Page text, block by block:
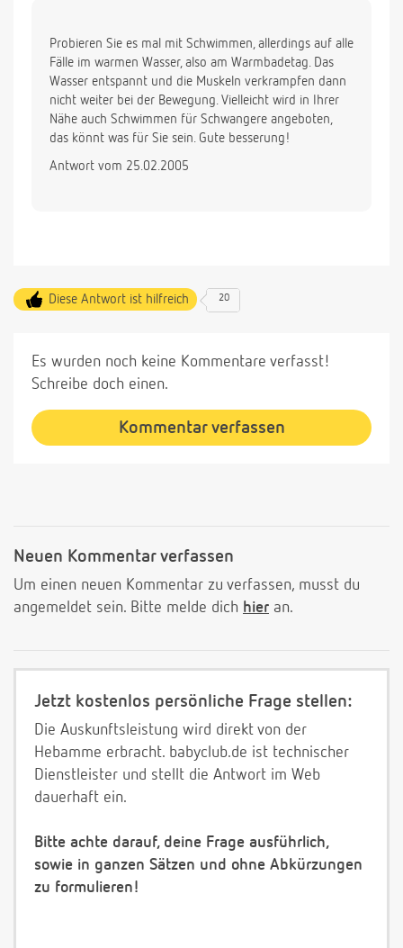
Probieren Sie es mal mit Schwimmen, allerdings auf alle
Fälle im warmen Wasser, also am Warmbadetag. Das
Wasser entspannt und die Muskeln verkrampfen dann
nicht weiter bei der Bewegung. Vielleicht wird in Ihrer
Nähe auch Schwimmen für Schwangere angeboten,
das könnt was für Sie sein. Gute besserung!
Antwort vom 25.02.2005
Diese Antwort ist hilfreich 20
Es wurden noch keine Kommentare verfasst!
Schreibe doch einen.
Kommentar verfassen
Neuen Kommentar verfassen
Um einen neuen Kommentar zu verfassen, musst du
angemeldet sein. Bitte melde dich hier an.
Jetzt kostenlos persönliche Frage stellen:
Die Auskunftsleistung wird direkt von der
Hebamme erbracht. babyclub.de ist technischer
Dienstleister und stellt die Antwort im Web
dauerhaft ein.
Bitte achte darauf, deine Frage ausführlich,
sowie in ganzen Sätzen und ohne Abkürzungen
zu formulieren!